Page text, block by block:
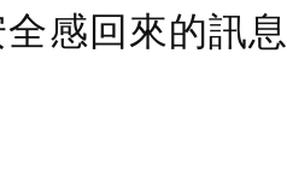
感回來的訊